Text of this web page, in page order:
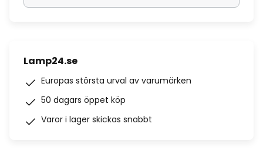
Lamp24.se
Europas största urval av varumärken
50 dagars öppet köp
Varor i lager skickas snabbt